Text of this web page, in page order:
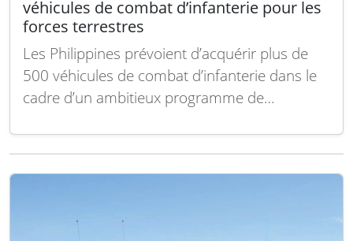
véhicules de combat d’infanterie pour les
forces terrestres
Les Philippines prévoient d’acquérir plus de
500 véhicules de combat d’infanterie dans le
cadre d’un ambitieux programme de
initiative vise à renforcer la mobilité et la